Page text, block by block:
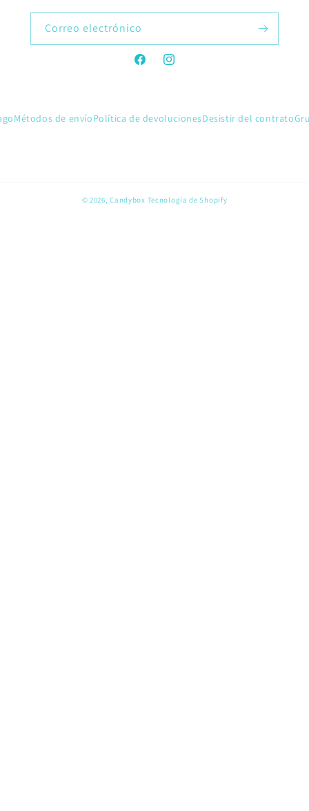
Métodos de envíoPolítica de devolucionesDesistir del contrato
Correo electrónico
FacebookInstagram
© 2026,Candybox Tecnología de Shopify